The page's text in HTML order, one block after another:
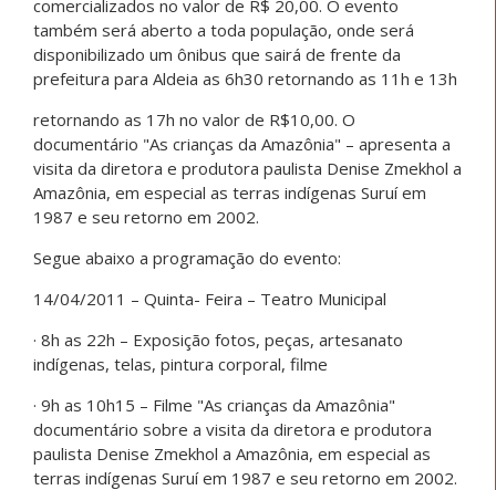
comercializados no valor de R$ 20,00. O evento
também será aberto a toda população, onde será
disponibilizado um ônibus que sairá de frente da
prefeitura para Aldeia as 6h30 retornando as 11h e 13h
retornando as 17h no valor de R$10,00. O
documentário "As crianças da Amazônia" – apresenta a
visita da diretora e produtora paulista Denise Zmekhol a
Amazônia, em especial as terras indígenas Suruí em
1987 e seu retorno em 2002.
Segue abaixo a programação do evento:
14/04/2011 – Quinta- Feira – Teatro Municipal
· 8h as 22h – Exposição fotos, peças, artesanato
indígenas, telas, pintura corporal, filme
· 9h as 10h15 – Filme "As crianças da Amazônia"
documentário sobre a visita da diretora e produtora
paulista Denise Zmekhol a Amazônia, em especial as
terras indígenas Suruí em 1987 e seu retorno em 2002.